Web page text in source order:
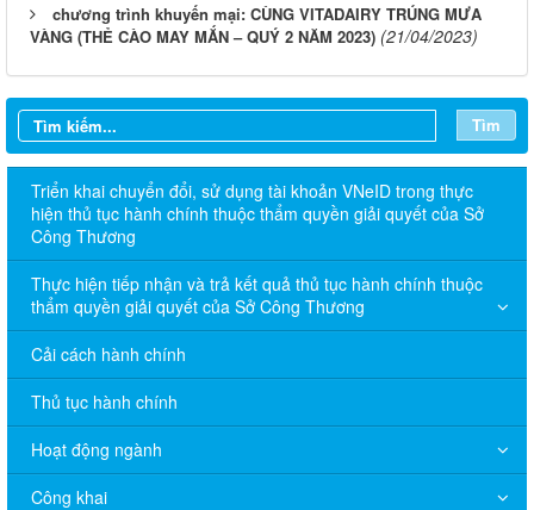
chương trình khuyến mại: CÙNG VITADAIRY TRÚNG MƯA
VÀNG (THẺ CÀO MAY MẮN – QUÝ 2 NĂM 2023) (21/04/2023)
Tìm
Triển khai chuyển đổi, sử dụng tài khoản VNeID trong thực
hiện thủ tục hành chính thuộc thẩm quyền giải quyết của Sở
Công Thương
Thực hiện tiếp nhận và trả kết quả thủ tục hành chính thuộc
thẩm quyền giải quyết của Sở Công Thương
Cải cách hành chính
Thủ tục hành chính
Hoạt động ngành
Công khai